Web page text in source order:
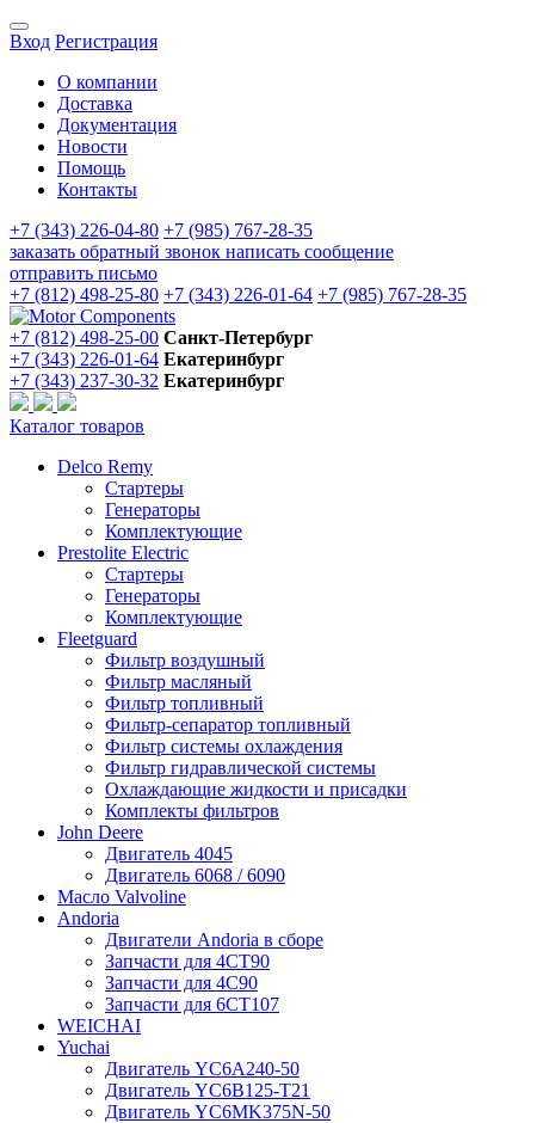
Вход Регистрация
О компании
Доставка
Документация
Новости
Помощь
Контакты
+7 (343) 226-04-80 +7 (985) 767-28-35
заказать обратный звонок написать сообщение
отправить письмо
+7 (812) 498-25-80 +7 (343) 226-01-64 +7 (985) 767-28-35
+7 (812) 498-25-00 Санкт-Петербург
+7 (343) 226-01-64 Екатеринбург
+7 (343) 237-30-32 Екатеринбург
Каталог товаров
Delco Remy
Стартеры
Генераторы
Комплектующие
Prestolite Electric
Стартеры
Генераторы
Комплектующие
Fleetguard
Фильтр воздушный
Фильтр масляный
Фильтр топливный
Фильтр-сепаратор топливный
Фильтр системы охлаждения
Фильтр гидравлической системы
Охлаждающие жидкости и присадки
Комплекты фильтров
John Deere
Двигатель 4045
Двигатель 6068 / 6090
Масло Valvoline
Andoria
Двигатели Andoria в сборе
Запчасти для 4CT90
Запчасти для 4С90
Запчасти для 6CT107
WEICHAI
Yuchai
Двигатель YC6A240-50
Двигатель YC6B125-T21
Двигатель YC6MK375N-50